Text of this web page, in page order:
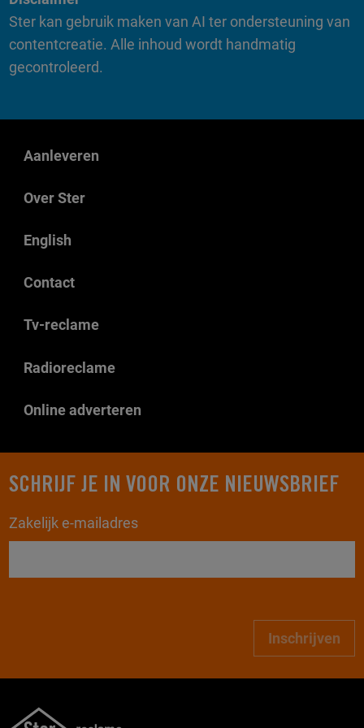
Ster kan gebruik maken van AI ter ondersteuning van
contentcreatie. Alle inhoud wordt handmatig
gecontroleerd.
Aanleveren
Over Ster
English
Contact
Tv-reclame
Radioreclame
Online adverteren
SCHRIJF JE IN VOOR ONZE NIEUWSBRIEF
Zakelijk e-mailadres
Inschrijven